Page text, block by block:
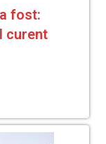
fost:
curent